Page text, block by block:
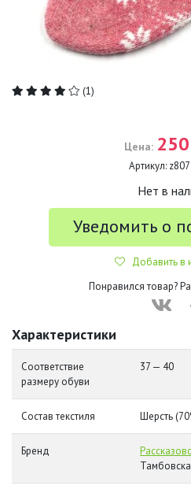
(1)
Цена:
Артикул:
Нет в
Уведомить о
Добавить в
Понравился товар?
Характеристики
Соответствие
размеру обуви
37 — 40
Состав текстиля Шерсть
Бренд